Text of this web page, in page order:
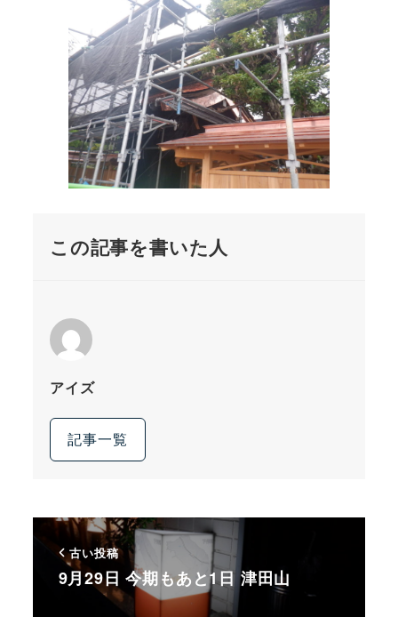
この記事を書いた人
アイズ
記事一覧
古い投稿
9月29日 今期もあと1日 津田山